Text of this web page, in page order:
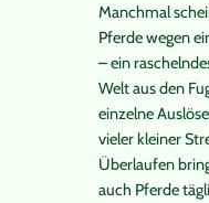
Manchmal
Pferde wegen
– ein
Welt aus den
einzelne
vieler kleiner
Überlaufen
auch Pferde